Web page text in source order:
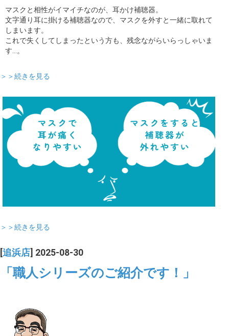
マスクと相性がイマイチなのが、耳かけ補聴器。
文字通り耳に掛ける補聴器なので、マスクを外すと一緒に取れて
しまいます。
これで失くしてしまったという方も、残念ながらいらっしゃいま
す…。
＞＞続きを見る
＞＞続きを見る
追浜店 ] 2025-08-30
「職人シリーズのご紹介です！」